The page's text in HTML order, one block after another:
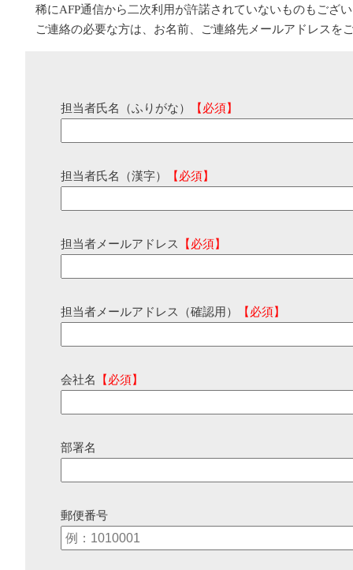
稀にAFP通信から二次利用が許諾されていないものもござ
ご連絡の必要な方は、お名前、ご連絡先メールアドレスを
担当者氏名（ふりがな） 【必須】
担当者氏名（漢字） 【必須】
担当者メールアドレス 【必須】
担当者メールアドレス（確認用） 【必須】
会社名 【必須】
部署名
郵便番号